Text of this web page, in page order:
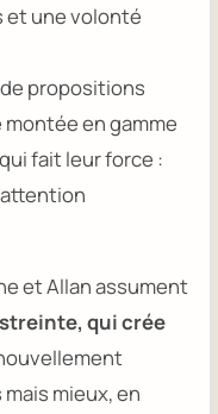
et une volonté
propositions
en gamme
fait leur force :
et Allan assument
qui crée
mais mieux, en